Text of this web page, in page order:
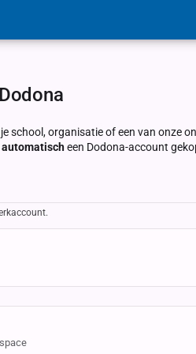
school, organisatie of een van onze
automatischeen Dodona-account